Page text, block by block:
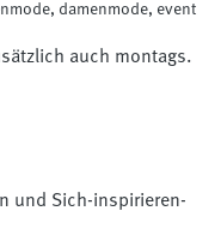
damenmode, event
auch montags.
und Sich-inspirieren-